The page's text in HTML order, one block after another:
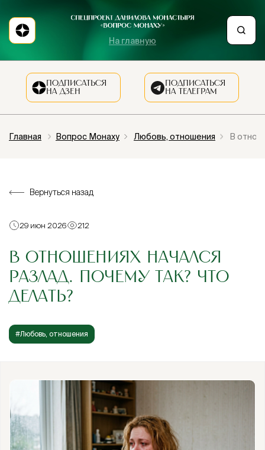
На главную
ПОДПИСАТЬСЯ
НА ДЗЕН
ПОДПИСАТЬСЯ
НА ТЕЛЕГРАМ
Главная Вопрос Монаху Любовь, отношения В
Вернуться назад
29 июн 2026 212
В ОТНОШЕНИЯХ НАЧАЛСЯ
РАЗЛАД. ПОЧЕМУ ТАК? ЧТО
ДЕЛАТЬ?
#Любовь, отношения